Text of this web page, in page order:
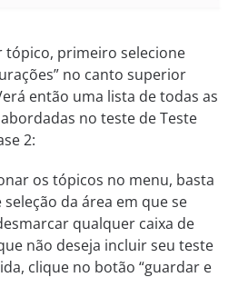
tópico, primeiro selecione
no canto superior
então uma lista de todas as
no teste de Teste
2:
os tópicos no menu, basta
seleção da área em que se
qualquer caixa de
não deseja incluir seu teste
clique no botão “guardar e